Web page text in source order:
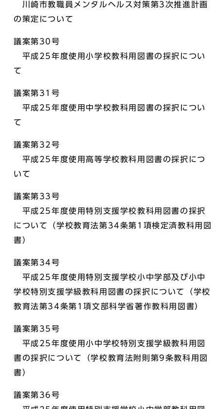
川崎市教職員メンタルヘルス対策第3次推進計画
の策定について
議案第30号
平成25年度使用小学校教科用図書の採択につい
て
議案第31号
平成25年度使用中学校教科用図書の採択につい
て
議案第32号
平成25年度使用高等学校教科用図書の採択につ
いて
議案第33号
平成25年度使用特別支援学校教科用図書の採択
について（学校教育法第34条第1項検定済教科用図
書）
議案第34号
平成25年度使用特別支援学校小中学部及び小中
学校特別支援学級教科用図書の採択について（学校
教育法第34条第1項文部科学省著作教科用図書）
議案第35号
平成25年度使用小中学校特別支援学級教科用図
書の採択について（学校教育法附則第9条教科用図
書）
議案第36号